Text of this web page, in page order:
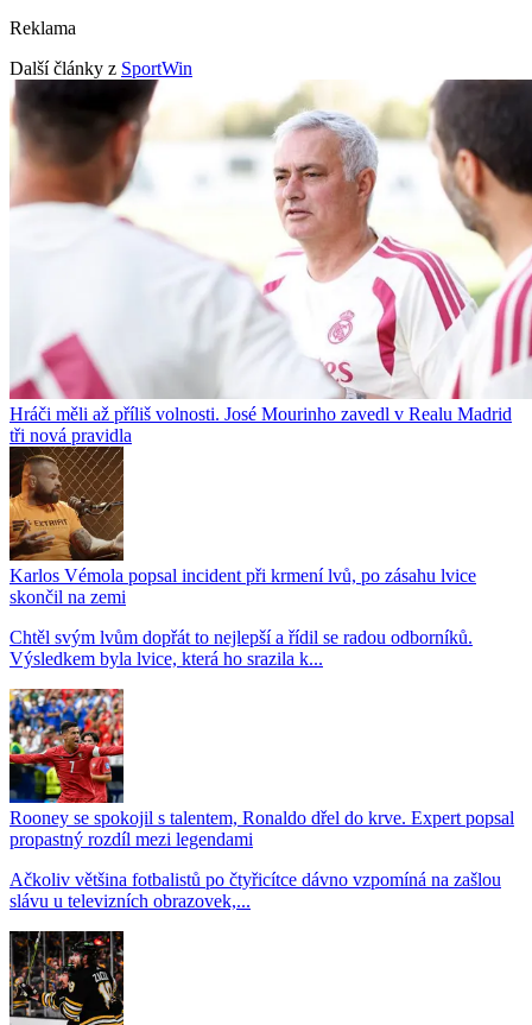
Reklama
Další články z SportWin
Hráči měli až příliš volnosti. José Mourinho zavedl v Realu Madrid
tři nová pravidla
Karlos Vémola popsal incident při krmení lvů, po zásahu lvice
skončil na zemi
Chtěl svým lvům dopřát to nejlepší a řídil se radou odborníků.
Výsledkem byla lvice, která ho srazila k...
Rooney se spokojil s talentem, Ronaldo dřel do krve. Expert popsal
propastný rozdíl mezi legendami
Ačkoliv většina fotbalistů po čtyřicítce dávno vzpomíná na zašlou
slávu u televizních obrazovek,...